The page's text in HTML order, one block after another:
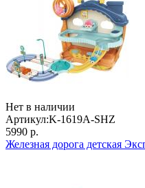
Нет в наличии
Артикул:K-1619A-SHZ
5990 р.
Железная дорога детская